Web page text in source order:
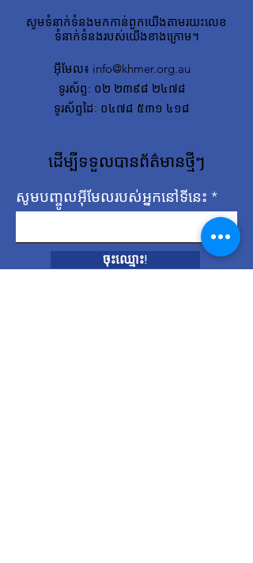
សូមទំនាក់ទំនងមកកាន់ពួកយើងតាមរយះលេខ
ទំនាក់ទំនងរបស់យើងខាងក្រោម។
អ៊ីមែល៖ info@khmer.org.au
ទូរស័ព្ទ: ០២ ២៣៩៨ ២៤៧៨
ទូរស័ព្ទដៃៈ ០៤៧៨ ៥៣១ ៤១៨
ដើម្បីទទួលបានព័ត៌មានថ្មីៗ
សូមបញ្ចូលអ៊ីមែលរបស់អ្នកនៅទីនេះ
ចុះ​ឈ្មោះ!